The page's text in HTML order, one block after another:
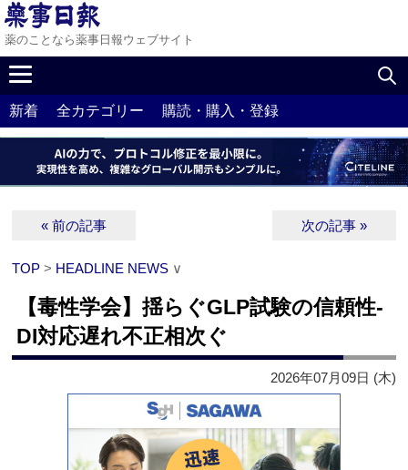
薬のことなら薬事日報ウェブサイト
新着 全カテゴリー 購読・購入・登録
« 前の記事 次の記事 »
TOP > HEADLINE NEWS ∨
【毒性学会】揺らぐGLP試験の信頼性‐
DI対応遅れ不正相次ぐ
2026年07月09日 (木)